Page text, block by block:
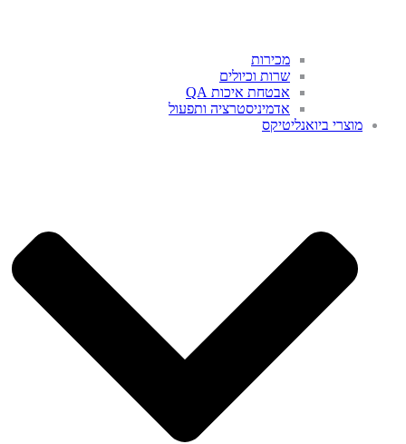
מכירות
שרות וכיולים
אבטחת איכות QA
אדמיניסטרציה ותפעול
מוצרי ביואנליטיקס